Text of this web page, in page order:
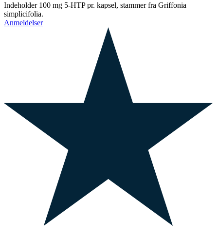
Indeholder 100 mg 5-HTP pr. kapsel, stammer fra Griffonia
simplicifolia.
Anmeldelser